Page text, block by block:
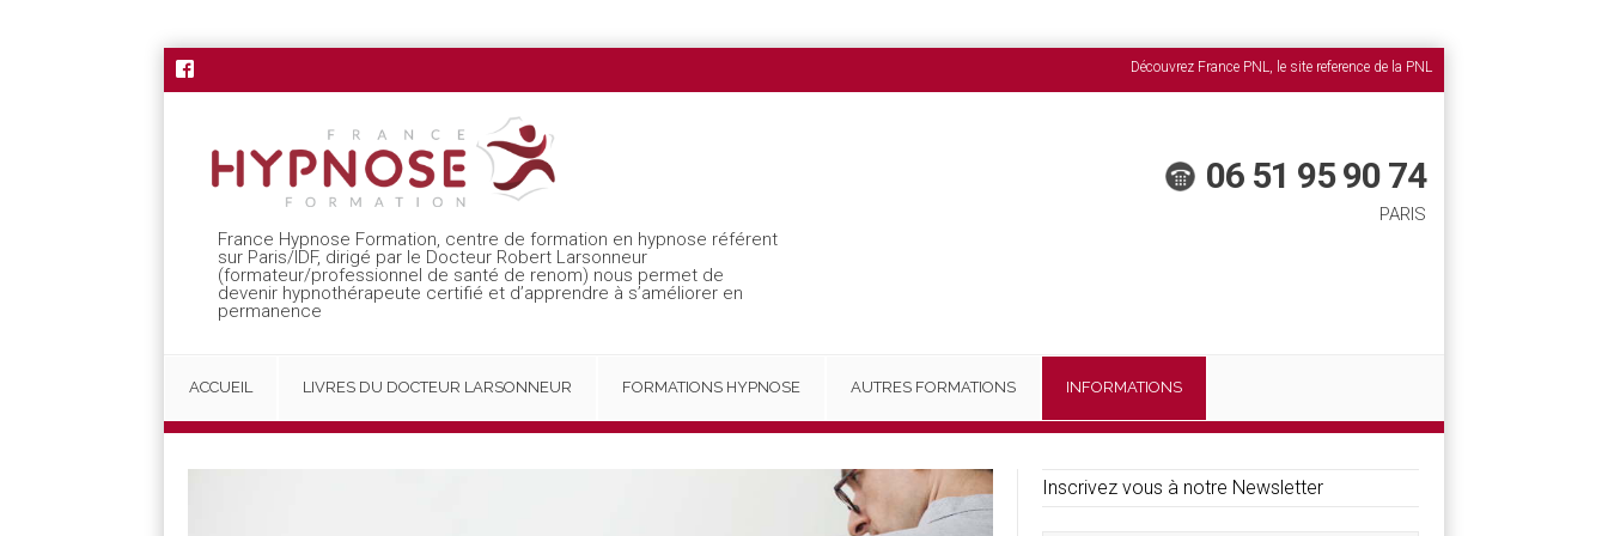
Découvrez France PNL, le site reference de la PNL
France Hypnose Formation, centre de formation en hypnose référent
sur Paris/IDF, dirigé par le Docteur Robert Larsonneur
(formateur/professionnel de santé de renom) nous permet de
devenir hypnothérapeute certifié et d’apprendre à s’améliorer en
permanence
06 51 95 90 74
PARIS
ACCUEIL LIVRES DU DOCTEUR LARSONNEUR FORMATIONS HYPNOSE AUTRES FORMATIONS INFORMATIONS
Inscrivez vous à notre Newsletter